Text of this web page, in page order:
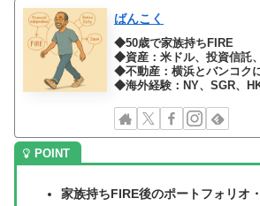
ばんこく
◆50歳で家族持ちFIRE
◆資産：米ドル、投資信託
◆不動産：横浜とバンコク
◆海外経験：NY、SGR、
家族持ちFIRE後のポートフォリオ